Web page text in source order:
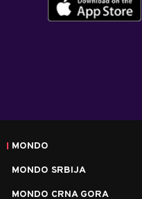
MONDO
MONDO SRBIJA
MONDO CRNA GORA